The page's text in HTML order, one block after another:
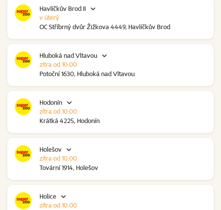
Havlíčkův Brod II
OC Stříbrný dvůr Žižkova 4449, Havlíčkův Brod
v úterý
Hluboká nad Vltavou
Potoční 1630, Hluboká nad Vltavou
zítra od 10:00
Hodonín
Krátká 4225, Hodonín
zítra od 10:00
Holešov
Tovární 1914, Holešov
zítra od 10:00
Holice
zítra od 10:00